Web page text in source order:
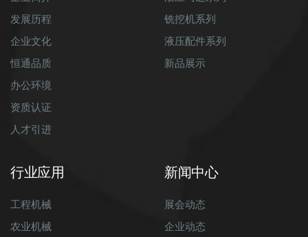
发展历程
企业文化
恒通品质
办公环境
资质认证
人才引进
铣挖机系列
液压配件系列
新品展示
行业应用
工程机械
农业机械
新闻中心
展会动态
企业动态